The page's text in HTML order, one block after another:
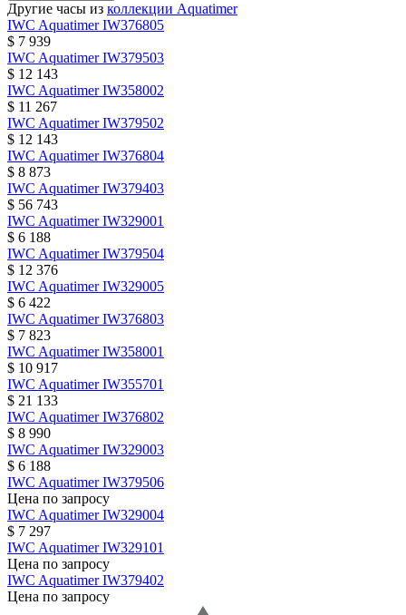
Другие часы из коллекции Aquatimer
IWC AquatimerIW376805
$ 7 939
IWC AquatimerIW379503
$ 12 143
IWC AquatimerIW358002
$ 11 267
IWC AquatimerIW379502
$ 12 143
IWC AquatimerIW376804
$ 8 873
IWC AquatimerIW379403
$ 56 743
IWC AquatimerIW329001
$ 6 188
IWC AquatimerIW379504
$ 12 376
IWC AquatimerIW329005
$ 6 422
IWC AquatimerIW376803
$ 7 823
IWC AquatimerIW358001
$ 10 917
IWC AquatimerIW355701
$ 21 133
IWC AquatimerIW376802
$ 8 990
IWC AquatimerIW329003
$ 6 188
IWC AquatimerIW379506
Цена по запросу
IWC AquatimerIW329004
$ 7 297
IWC AquatimerIW329101
Цена по запросу
IWC AquatimerIW379402
Цена по запросу